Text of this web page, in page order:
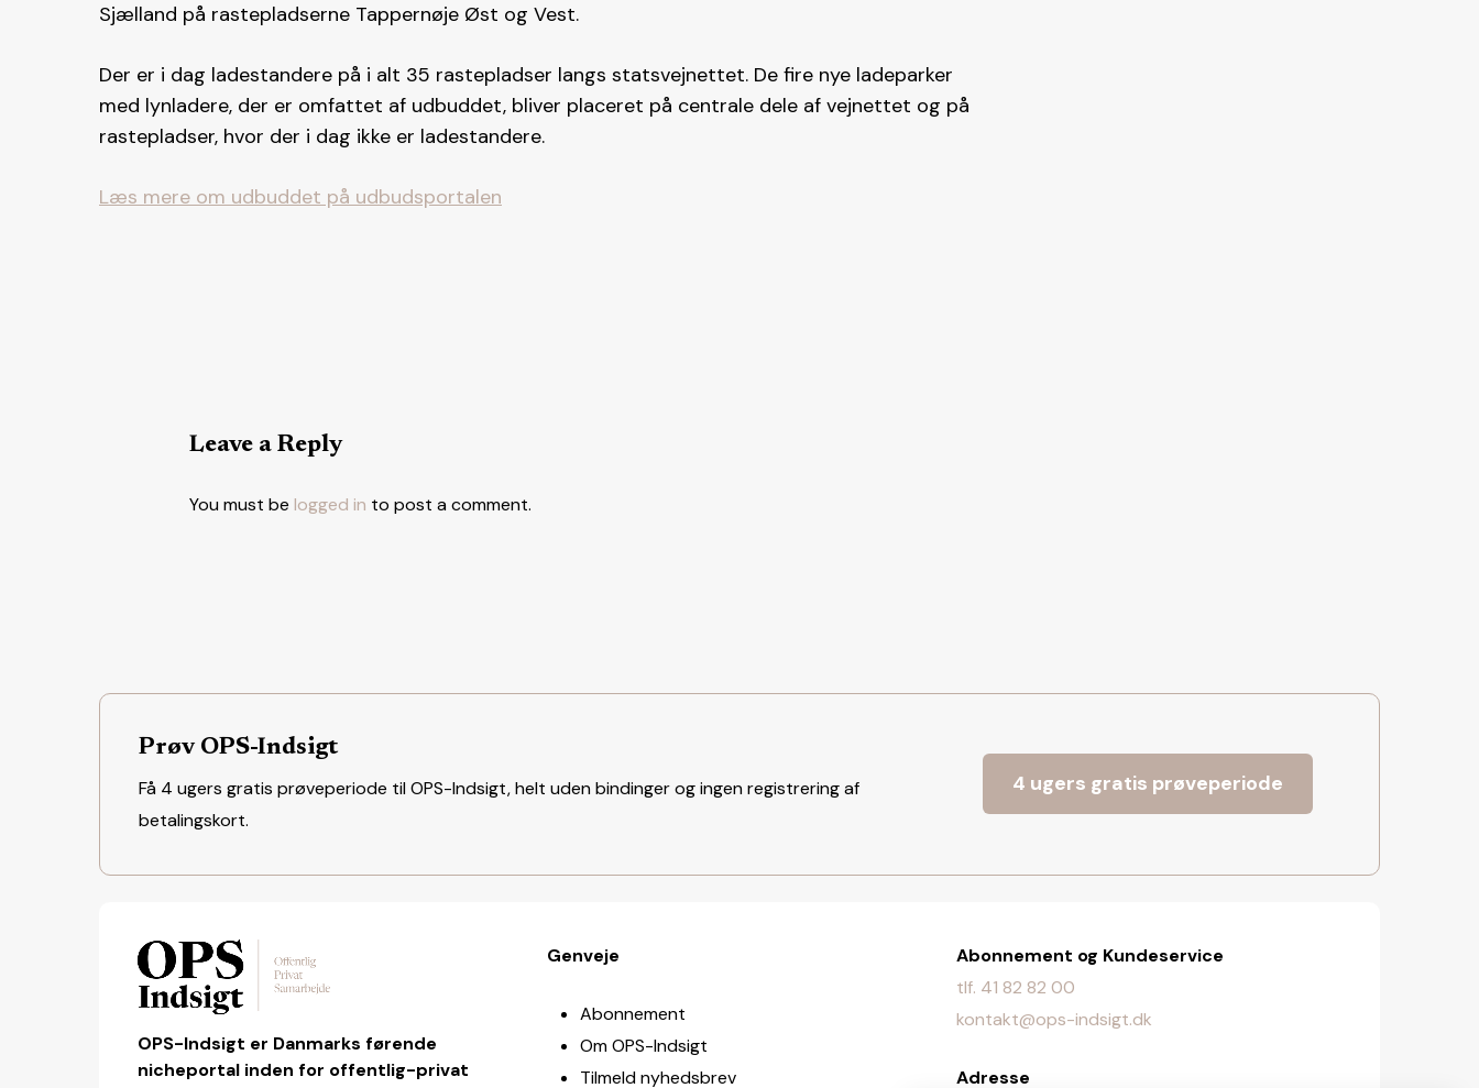
Sjælland på rastepladserne Tappernøje Øst og Vest.
Der er i dag ladestandere på i alt 35 rastepladser langs statsvejnettet. De fire nye ladeparker
med lynladere, der er omfattet af udbuddet, bliver placeret på centrale dele af vejnettet og på
rastepladser, hvor der i dag ikke er ladestandere.
Læs mere om udbuddet på udbudsportalen
Leave a Reply
You must be logged in to post a comment.
Prøv OPS-Indsigt
Få 4 ugers gratis prøveperiode til OPS-Indsigt, helt uden bindinger og ingen registrering af
betalingskort.
4 ugers gratis prøveperiode
OPS-Indsigt er Danmarks førende
nicheportal inden for offentlig-privat
Genveje
Abonnement
Om OPS-Indsigt
Tilmeld nyhedsbrev
Abonnement og Kundeservice
tlf. 41 82 82 00
kontakt@ops-indsigt.dk
Adresse